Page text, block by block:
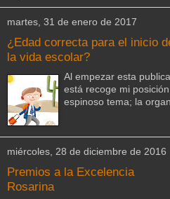
martes, 31 de enero de 2017
¿Edad correcta para el inicio
la vida escolar?
Al empezar esta
está recoge mi
espinoso tema; la
miércoles, 28 de diciembre de 2016
Premios a la Excelencia
Rosarina